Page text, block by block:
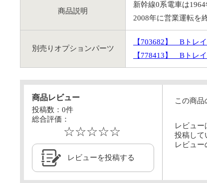
商品説明
新幹線0系電車は
2008年に営業運転を
別売りオプションパーツ
【703682】 Bトレ
【778413】 Bトレ
商品レビュー
投稿数： 0件
総合評価：
☆☆☆☆☆
レビューを投稿する
この商品
レビュー
投稿して
レビュー